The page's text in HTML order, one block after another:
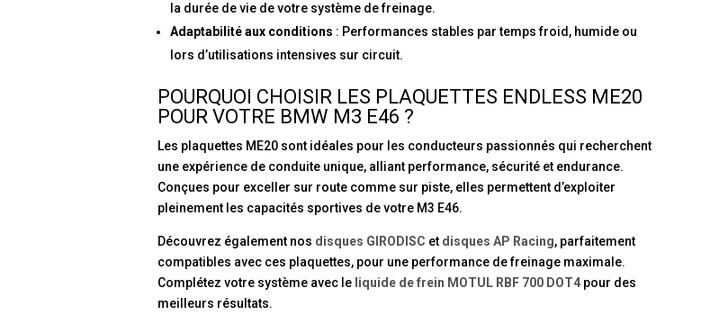
la durée de vie de votre système de freinage.
Adaptabilité aux conditions : Performances stables par temps froid, humide ou
lors d’utilisations intensives sur circuit.
POURQUOI CHOISIR LES PLAQUETTES ENDLESS ME20
POUR VOTRE BMW M3 E46 ?
Les plaquettes ME20 sont idéales pour les conducteurs passionnés qui recherchent
une expérience de conduite unique, alliant performance, sécurité et endurance.
Conçues pour exceller sur route comme sur piste, elles permettent d’exploiter
pleinement les capacités sportives de votre M3 E46.
Découvrez également nos disques GIRODISC et disques AP Racing, parfaitement
compatibles avec ces plaquettes, pour une performance de freinage maximale.
Complétez votre système avec le liquide de frein MOTUL RBF 700 DOT4 pour des
meilleurs résultats.